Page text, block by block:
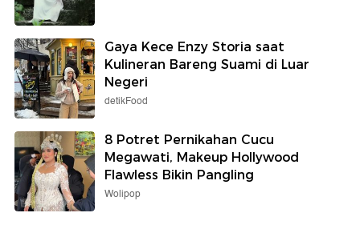
Gaya Kece Enzy Storia saat
Kulineran Bareng Suami di Luar
Negeri
detikFood
8 Potret Pernikahan Cucu
Megawati, Makeup Hollywood
Flawless Bikin Pangling
Wolipop